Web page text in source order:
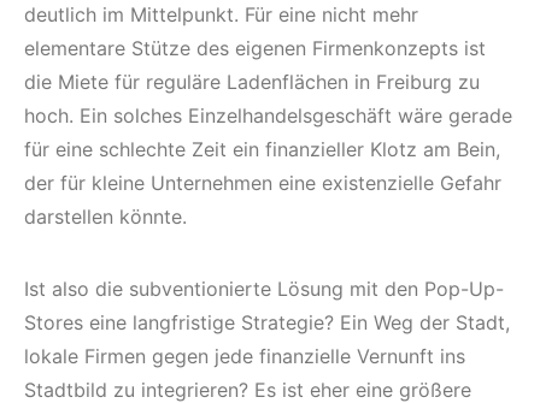
deutlich im Mittelpunkt. Für eine nicht mehr
elementare Stütze des eigenen Firmenkonzepts ist
die Miete für reguläre Ladenflächen in Freiburg zu
hoch. Ein solches Einzelhandelsgeschäft wäre gerade
für eine schlechte Zeit ein finanzieller Klotz am Bein,
der für kleine Unternehmen eine existenzielle Gefahr
darstellen könnte.
Ist also die subventionierte Lösung mit den Pop-Up-
Stores eine langfristige Strategie? Ein Weg der Stadt,
lokale Firmen gegen jede finanzielle Vernunft ins
Stadtbild zu integrieren? Es ist eher eine größere